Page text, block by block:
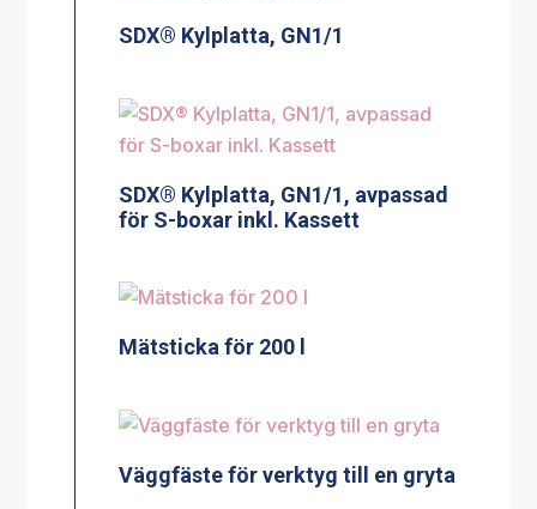
SDX® Kylplatta, GN1/1
SDX® Kylplatta, GN1/1, avpassad
för S-boxar inkl. Kassett
Mätsticka för 200 l
Väggfäste för verktyg till en gryta